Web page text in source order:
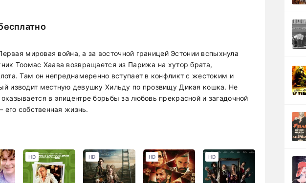
мировая война, а за восточной границей Эстонии вспыхнула
Тоомас Хаава возвращается из Парижа на хутор брата,
Там он непреднамеренно вступает в конфликт с жестоким и
изводит местную девушку Хильду по прозвищу Дикая кошка. Не
в эпицентре борьбы за любовь прекрасной и загадочной
собственная жизнь.
HD HD HD HD